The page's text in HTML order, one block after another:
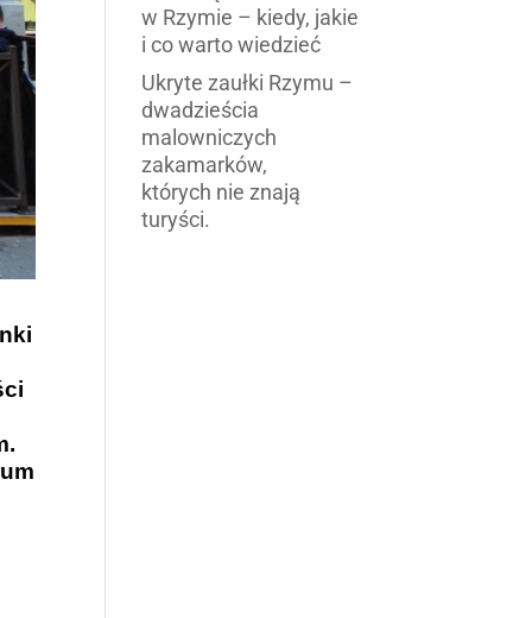
w Rzymie – kiedy, jakie
i co warto wiedzieć
Ukryte zaułki Rzymu –
dwadzieścia
malowniczych
zakamarków,
których nie znają
turyści.